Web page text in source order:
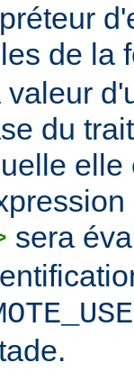
de la
valeur
du
elle
sera